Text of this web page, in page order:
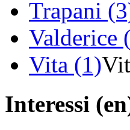
Trapani
Valderice
Vita (1)
Interessi